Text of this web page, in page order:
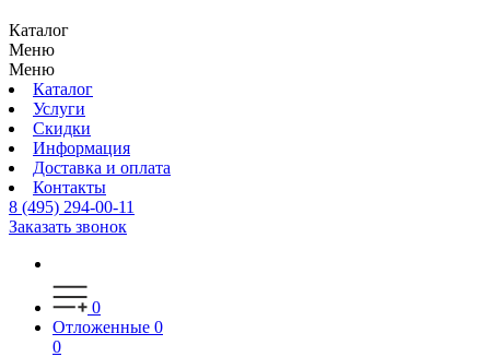
Каталог
Меню
Меню
Каталог
Услуги
Скидки
Информация
Доставка и оплата
Контакты
8 (495) 294-00-11
Заказать звонок
0
Отложенные 0
0